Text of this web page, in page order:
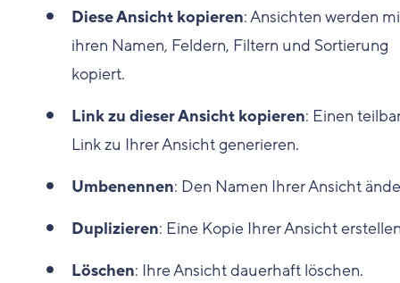
Diese Ansicht kopieren: Ansichten werden
ihren Namen, Feldern, Filtern und Sortierung
kopiert.
Link zu dieser Ansicht kopieren: Einen
Link zu Ihrer Ansicht generieren.
Umbenennen: Den Namen Ihrer Ansicht
Duplizieren: Eine Kopie Ihrer Ansicht
Löschen: Ihre Ansicht dauerhaft löschen.